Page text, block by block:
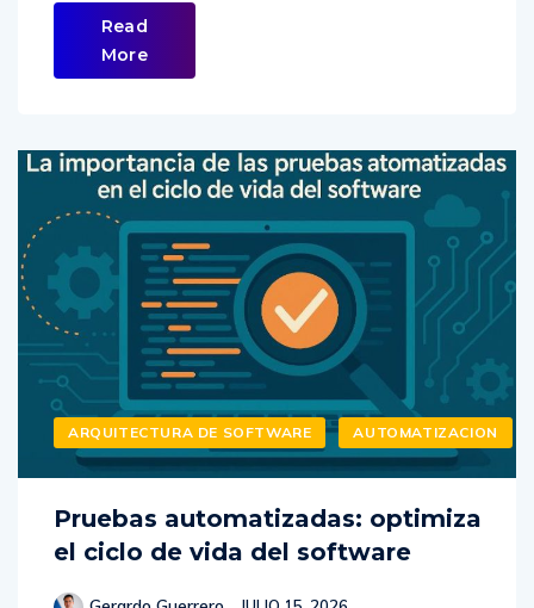
Read
More
ARQUITECTURA DE SOFTWARE AUTOMATIZACION
Pruebas automatizadas: optimiza
el ciclo de vida del software